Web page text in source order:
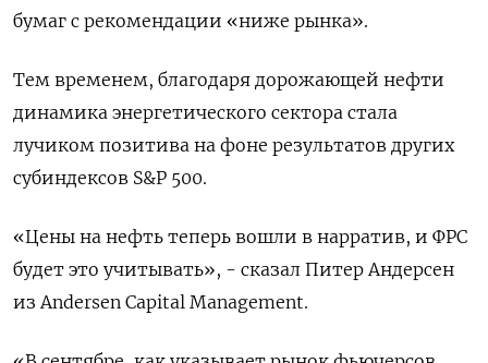
бумаг с рекомендации «ниже рынка».
Тем временем, благодаря дорожающей нефти
динамика энергетического сектора стала
лучиком позитива на фоне результатов других
субиндексов S&P 500.
«Цены на нефть теперь вошли в нарратив, и ФРС
будет это учитывать», - сказал Питер Андерсен
из Andersen Capital Management.